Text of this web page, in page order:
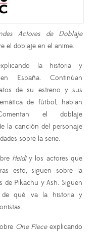
Actores de Doblaje
el doblaje en el anime.
la historia y
España. Continúan
de su estreno y sus
de fútbol, hablan
el doblaje
la canción del personaje
sobre la serie.
Heidiy los actores que
esto, siguen sobre la
de Pikachu y Ash. Siguen
de qué va la historia y
One Piece explicando